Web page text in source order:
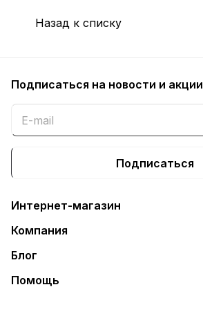
Назад к списку
Подписаться на новости и акции
Подписаться
Интернет-магазин
Компания
Блог
Помощь